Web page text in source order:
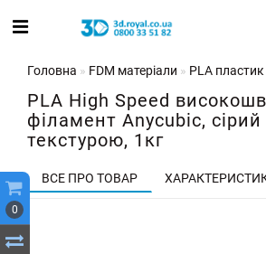
0
Головна FDM матеріали PLA пластик
PLA High Speed
філамент Anycubic, сірий
текстурою, 1кг
ВСЕ ПРО ТОВАР